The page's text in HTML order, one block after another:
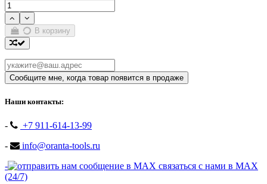
В корзину
Наши контакты:
-
+7 911-614-13-99
-
info@oranta-tools.ru
-
связаться с нами в MAX
(24/7)